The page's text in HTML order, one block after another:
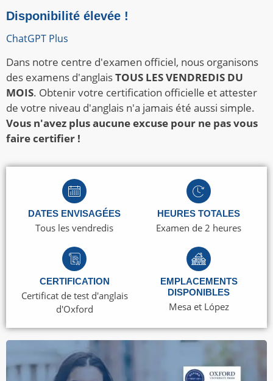
Disponibilité élevée !
ChatGPT Plus
Dans notre centre d'examen officiel, nous organisons
des examens d'anglaisTOUS LES VENDREDIS DU
MOIS. Obtenir votre certification officielle et attester
de votre niveau d'anglais n'a jamais été aussi simple.
Vous n'avez plus aucune excuse pour ne pas vous
faire certifier !
DATES ENVISAGÉES
Tous les vendredis
HEURES TOTALES
Examen de 2 heures
CERTIFICATION
Certificat de test d'anglais
d'Oxford
EMPLACEMENTS
DISPONIBLES
Mesa et López